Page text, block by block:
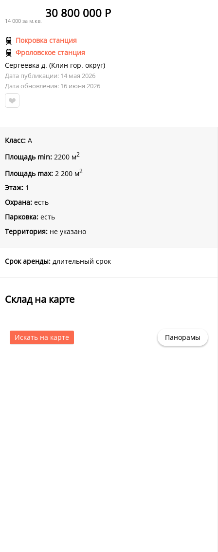
30 800 000 Р
14 000 за м.кв.
Покровка станция
Фроловское станция
Сергеевка д. (Клин гор. округ)
Дата публикации: 14 мая 2026
Дата обновления: 16 июня 2026
Класс: A
Площадь min: 2200 м2
Площадь max: 2 200 м2
Этаж: 1
Охрана: есть
Парковка: есть
Территория: не указано
Срок аренды: длительный срок
Склад на карте
Искать на карте Панорамы